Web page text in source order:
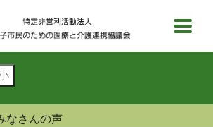
なさんの声